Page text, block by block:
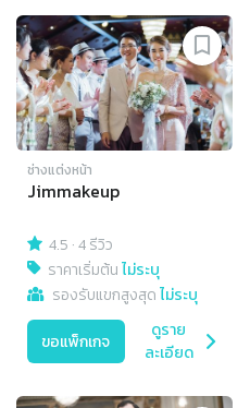
ช่างแต่งหน้า
Jimmakeup
4.5 ·4 รีวิว
ราคาเริ่มต้นไม่ระบุ
รองรับแขกสูงสุดไม่ระบุ
ขอแพ็กเกจ
ดูราย
ละเอียด